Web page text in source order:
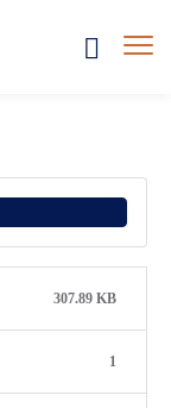
307.89 KB
1